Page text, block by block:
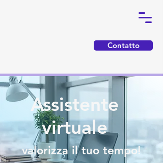
Contatto
Assistente
virtuale
valorizza il tuo tempo!